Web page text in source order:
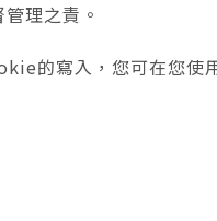
理之責。
的寫入，您可在您使